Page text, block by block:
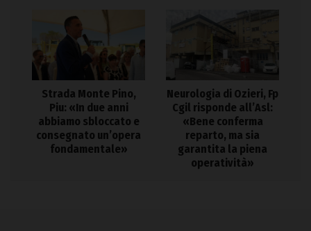
Strada Monte Pino,
Piu: «In due anni
abbiamo sbloccato e
consegnato un’opera
fondamentale»
Neurologia di Ozieri, Fp
Cgil risponde all’Asl:
«Bene conferma
reparto, ma sia
garantita la piena
operatività»